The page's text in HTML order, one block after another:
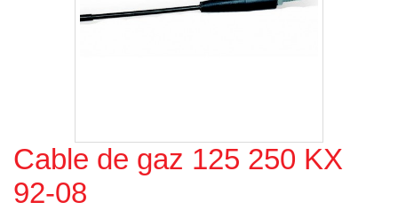
Agrandir l'image
Cable de gaz 125 250 KX
92-08